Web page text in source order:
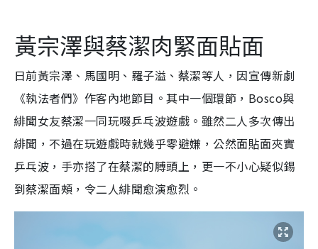
黃宗澤與蔡潔肉緊面貼面
日前黃宗澤、馬國明、羅子溢、蔡潔等人，因宣傳新劇
《執法者們》作客內地節目。其中一個環節，Bosco與
緋聞女友蔡潔一同玩啜乒乓波遊戲。雖然二人多次傳出
緋聞，不過在玩遊戲時就幾乎零避嫌，公然面貼面夾實
乒乓波，手亦搭了在蔡潔的膊頭上，更一不小心疑似錫
到蔡潔面頰，令二人緋聞愈演愈烈。